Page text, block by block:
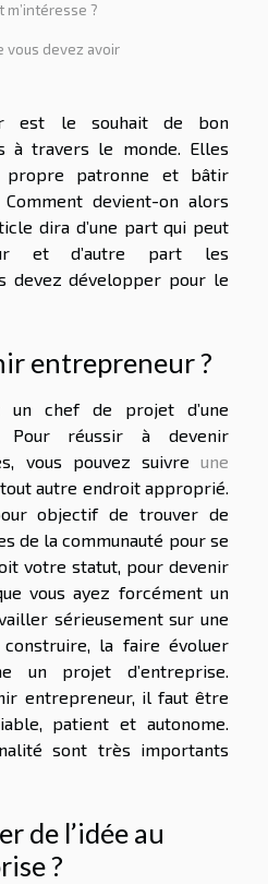
m’intéresse ?
vous devez avoir
est le souhait de bon
à travers le monde. Elles
patronne et bâtir
devient-on alors
dira d’une part qui peut
et d’autre part les
devez développer pour le
entrepreneur ?
un chef de projet d’une
Pour réussir à devenir
vous pouvez suivre une
autre endroit approprié.
objectif de trouver de
de la communauté pour se
votre statut, pour devenir
vous ayez forcément un
sérieusement sur une
la faire évoluer
un projet d’entreprise.
entrepreneur, il faut être
patient et autonome.
sont très importants
de l’idée au
?